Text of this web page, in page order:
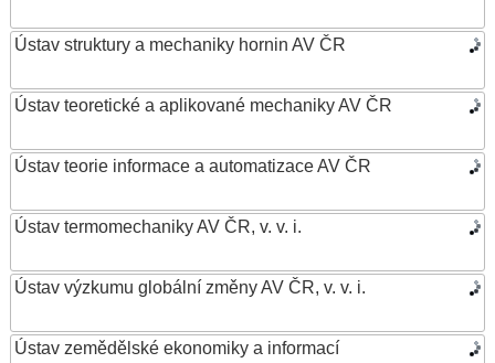
Ústav struktury a mechaniky hornin AV ČR
Ústav teoretické a aplikované mechaniky AV ČR
Ústav teorie informace a automatizace AV ČR
Ústav termomechaniky AV ČR, v. v. i.
Ústav výzkumu globální změny AV ČR, v. v. i.
Ústav zemědělské ekonomiky a informací